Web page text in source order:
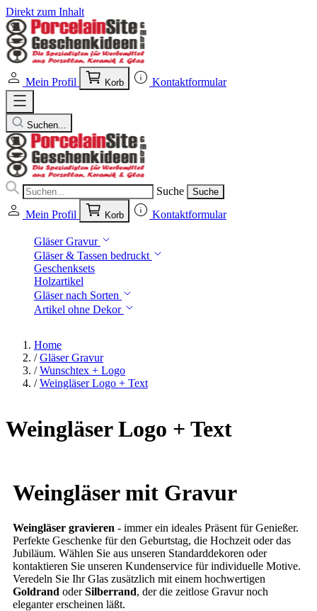
Direkt zum Inhalt
Mein Profil Korb Kontaktformular
Suchen...
Suche Suche
Mein Profil Korb Kontaktformular
Gläser Gravur
Gläser & Tassen bedruckt
Geschenksets
Holzartikel
Gläser nach Sorten
Artikel ohne Dekor
Home
/ Gläser Gravur
/ Wunschtex + Logo
/ Weingläser Logo + Text
Weingläser Logo + Text
Weingläser mit Gravur
Weingläser gravieren - immer ein ideales Präsent für Genießer.
Perfekte Geschenke für den Geburtstag, die Hochzeit oder das
Jubiläum. Wählen Sie aus unseren Standarddekoren oder
kontaktieren Sie unseren Kundenservice für individuelle Motive.
Veredeln Sie Ihr Glas zusätzlich mit einem hochwertigen
Goldrand oderSilberrand, der die zeitlose Gravur noch
eleganter erscheinen läßt.